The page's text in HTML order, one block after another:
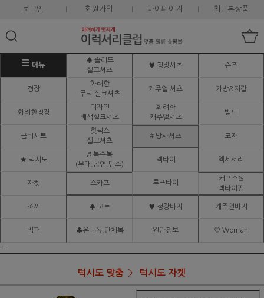
로그인 회원가입 마이페이지 최근본상품
메뉴
♠ 솔리드
실크셔츠
♥ 정장셔츠 슈즈
정장
화려한
무늬 실크셔츠
캐주얼 셔츠 가방&지갑
화려한정장
디자인
배색실크셔츠
화려한
캐주얼셔츠
벨트
콤비세트
핫픽스
실크셔츠
# 망사셔츠 모자
★ 턱시도
♬ 특수복
(무대.공연,댄스)
넥타이 액세서리
자켓 스카프 루프타이
커프스&
넥타이핀
조끼 ♠ 코트 ♥ 정장바지 캐주얼바지
점퍼 ♣유니폼,단체복 원단정보 ♡ Woman
ㅌ
턱시도 맞춤 턱시도 자켓